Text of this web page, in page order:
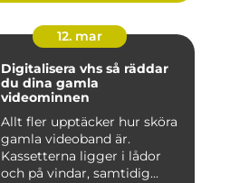
12. mar
Digitalisera vhs så räddar
du dina gamla
videominnen
Allt fler upptäcker hur sköra
gamla videoband är.
Kassetterna ligger i lådor
och på vindar, samtidig...